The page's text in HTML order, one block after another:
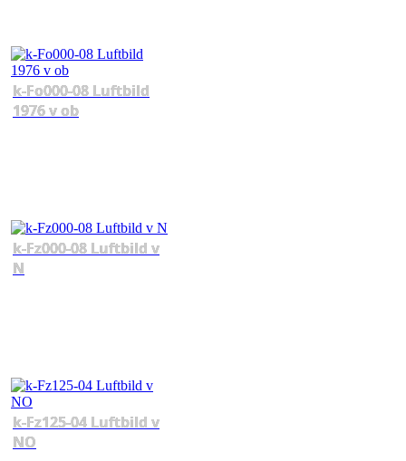
k-Fo000-08 Luftbild
1976 v ob
k-Fz000-08 Luftbild v
N
k-Fz125-04 Luftbild v
NO